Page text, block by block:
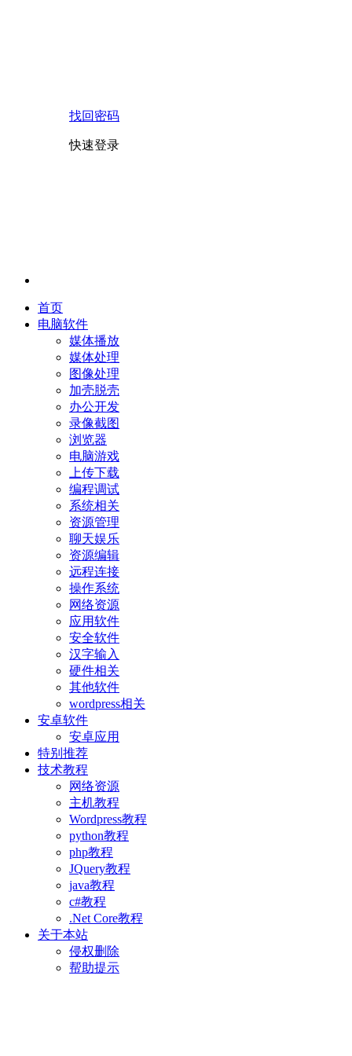
找回密码
快速登录
首页
电脑软件
媒体播放
媒体处理
图像处理
加壳脱壳
办公开发
录像截图
浏览器
电脑游戏
上传下载
编程调试
系统相关
资源管理
聊天娱乐
资源编辑
远程连接
操作系统
网络资源
应用软件
安全软件
汉字输入
硬件相关
其他软件
wordpress相关
安卓软件
安卓应用
特别推荐
技术教程
网络资源
主机教程
Wordpress教程
python教程
php教程
JQuery教程
java教程
c#教程
.Net Core教程
关于本站
侵权删除
帮助提示